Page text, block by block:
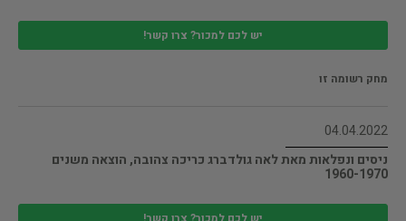
יש לכם למכור? צרו קשר!
מחק רשומה זו
04.04.2022
ניסים ונפלאות מאת לאה גולדברג כריכה צהובה, הוצאה משנים
1960-1970